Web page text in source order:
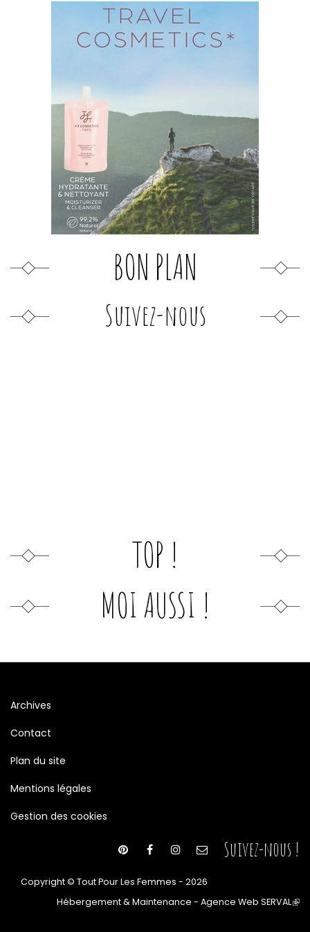
BON PLAN
Suivez-nous
TOP !
MOI AUSSI !
Archives
Contact
Plan du site
Mentions légales
Gestion des cookies
Suivez-nous !
Copyright © Tout Pour Les Femmes - 2026
Hébergement & Maintenance - Agence Web SERVAL(le